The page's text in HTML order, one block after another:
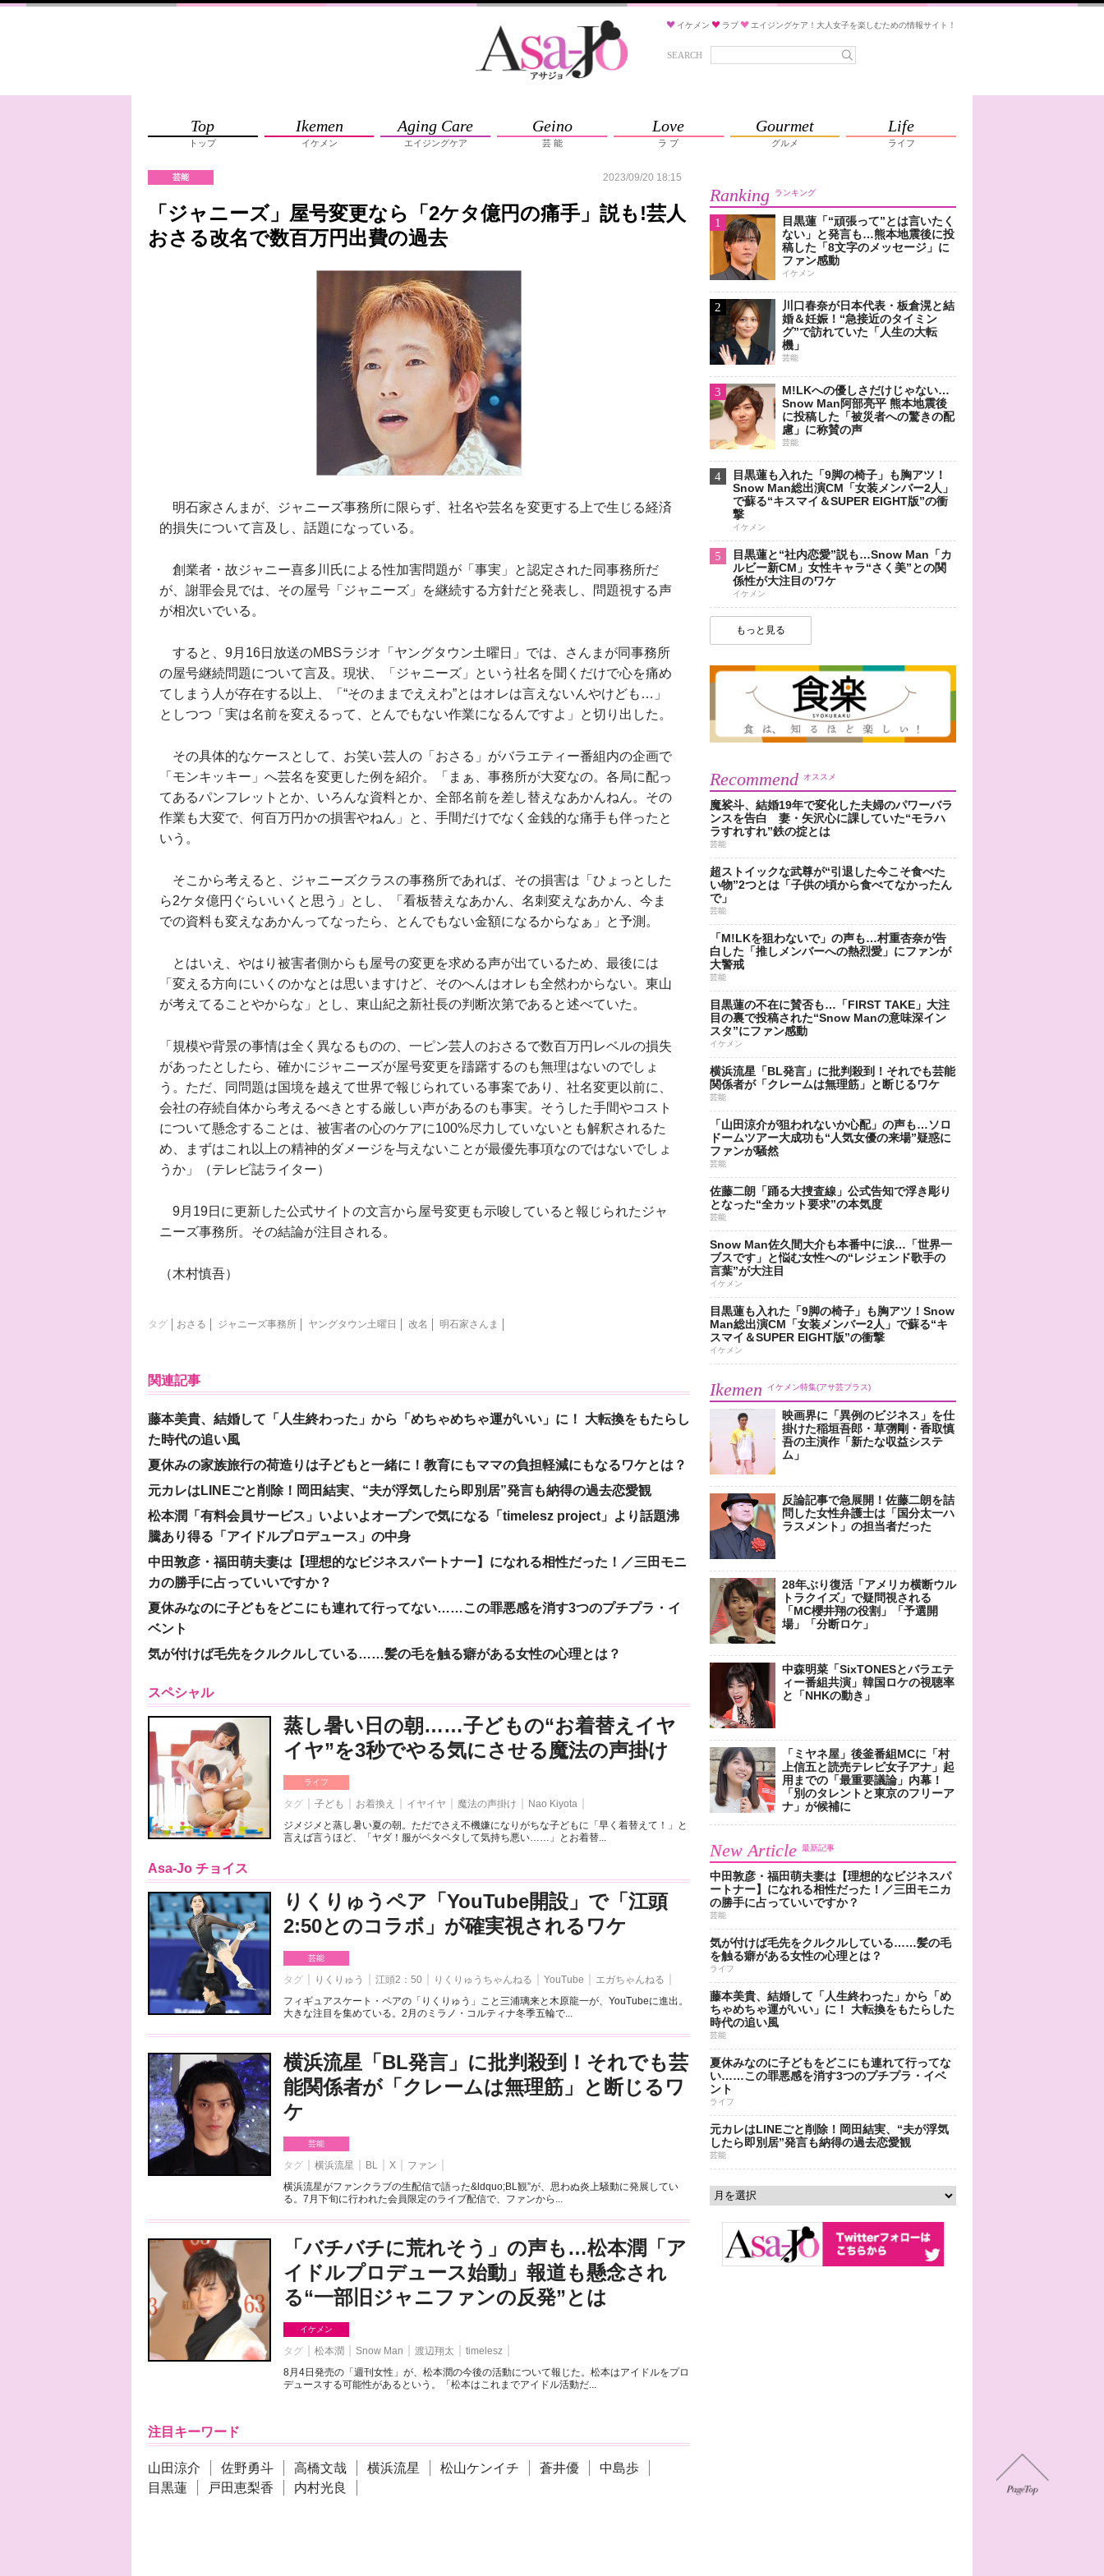
イケメン ラブ エイジングケア！大人女子を楽しむための情報サイト！
SEARCH
Top
トップ
Ikemen
イケメン
Aging Care
エイジングケア
Geino
芸 能
Love
ラ ブ
Gourmet
グルメ
Life
ライフ
芸能 2023/09/20 18:15
「ジャニーズ」屋号変更なら「2ケタ億円の痛手」説も!芸人
おさる改名で数百万円出費の過去
明石家さんまが、ジャニーズ事務所に限らず、社名や芸名を変更する上で生じる経済
的損失について言及し、話題になっている。
創業者・故ジャニー喜多川氏による性加害問題が「事実」と認定された同事務所だ
が、謝罪会見では、その屋号「ジャニーズ」を継続する方針だと発表し、問題視する声
が相次いでいる。
すると、9月16日放送のMBSラジオ「ヤングタウン土曜日」では、さんまが同事務所
の屋号継続問題について言及。現状、「ジャニーズ」という社名を聞くだけで心を痛め
てしまう人が存在する以上、「“そのままでええわ”とはオレは言えないんやけども…」
としつつ「実は名前を変えるって、とんでもない作業になるんですよ」と切り出した。
その具体的なケースとして、お笑い芸人の「おさる」がバラエティー番組内の企画で
「モンキッキー」へ芸名を変更した例を紹介。「まぁ、事務所が大変なの。各局に配っ
てあるパンフレットとか、いろんな資料とか、全部名前を差し替えなあかんねん。その
作業も大変で、何百万円かの損害やねん」と、手間だけでなく金銭的な痛手も伴ったと
いう。
そこから考えると、ジャニーズクラスの事務所であれば、その損害は「ひょっとした
ら2ケタ億円ぐらいいくと思う」とし、「看板替えなあかん、名刺変えなあかん、今ま
での資料も変えなあかんってなったら、とんでもない金額になるからなぁ」と予測。
とはいえ、やはり被害者側からも屋号の変更を求める声が出ているため、最後には
「変える方向にいくのかなとは思いますけど、そのへんはオレも全然わからない。東山
が考えてることやからな」とし、東山紀之新社長の判断次第であると述べていた。
「規模や背景の事情は全く異なるものの、一ピン芸人のおさるで数百万円レベルの損失
があったとしたら、確かにジャニーズが屋号変更を躊躇するのも無理はないのでしょ
う。ただ、同問題は国境を越えて世界で報じられている事案であり、社名変更以前に、
会社の存続自体から考えるべきとする厳しい声があるのも事実。そうした手間やコスト
について懸念することは、被害者の心のケアに100%尽力していないとも解釈されるた
め、まずはこれ以上の精神的ダメージを与えないことが最優先事項なのではないでしょ
うか」（テレビ誌ライター）
9月19日に更新した公式サイトの文言から屋号変更も示唆していると報じられたジャ
ニーズ事務所。その結論が注目される。
（木村慎吾）
タグ おさる ジャニーズ事務所 ヤングタウン土曜日 改名 明石家さんま
関連記事
藤本美貴、結婚して「人生終わった」から「めちゃめちゃ運がいい」に！ 大転換をもたらし
た時代の追い風
夏休みの家族旅行の荷造りは子どもと一緒に！教育にもママの負担軽減にもなるワケとは？
元カレはLINEごと削除！岡田結実、“夫が浮気したら即別居”発言も納得の過去恋愛観
松本潤「有料会員サービス」いよいよオープンで気になる「timelesz project」より話題沸
騰あり得る「アイドルプロデュース」の中身
中田敦彦・福田萌夫妻は【理想的なビジネスパートナー】になれる相性だった！／三田モニ
カの勝手に占っていいですか？
夏休みなのに子どもをどこにも連れて行ってない……この罪悪感を消す3つのプチプラ・イ
ベント
気が付けば毛先をクルクルしている……髪の毛を触る癖がある女性の心理とは？
スペシャル
蒸し暑い日の朝……子どもの“お着替えイヤ
イヤ”を3秒でやる気にさせる魔法の声掛け
ライフ
タグ 子ども お着換え イヤイヤ 魔法の声掛け
Nao Kiyota
ジメジメと蒸し暑い夏の朝。ただでさえ不機嫌になりがちな子どもに「早く着替えて！」と
言えば言うほど、「ヤダ！服がペタペタして気持ち悪い……」とお着替...
Asa-Jo チョイス
りくりゅうペア「YouTube開設」で「江頭
2:50とのコラボ」が確実視されるワケ
芸能
タグ りくりゅう 江頭2：50 りくりゅうちゃんねる YouTube
エガちゃんねる
フィギュアスケート・ペアの「りくりゅう」こと三浦璃来と木原龍一が、YouTubeに進出。
大きな注目を集めている。2月のミラノ・コルティナ冬季五輪で...
横浜流星「BL発言」に批判殺到！それでも芸
能関係者が「クレームは無理筋」と断じるワ
ケ
芸能
タグ 横浜流星 BL X
ファン
横浜流星がファンクラブの生配信で語った&ldquo;BL観”が、思わぬ炎上騒動に発展してい
る。7月下旬に行われた会員限定のライブ配信で、ファンから...
「バチバチに荒れそう」の声も…松本潤「ア
イドルプロデュース始動」報道も懸念され
る“一部旧ジャニファンの反発”とは
イケメン
タグ 松本潤 Snow Man 渡辺翔太
timelesz
8月4日発売の「週刊女性」が、松本潤の今後の活動について報じた。松本はアイドルをプロ
デュースする可能性があるという。「松本はこれまでアイドル活動だ...
注目キーワード
山田涼介 佐野勇斗 高橋文哉 横浜流星 松山ケンイチ 蒼井優
中島歩
目黒蓮
戸田恵梨香 内村光良
Ranking ランキング
1
目黒蓮「“頑張って”とは言いたく
ない」と発言も…熊本地震後に投
稿した「8文字のメッセージ」に
ファン感動
イケメン
2
川口春奈が日本代表・板倉滉と結
婚＆妊娠！“急接近のタイミン
グ”で訪れていた「人生の大転
機」
芸能
3
M!LKへの優しさだけじゃない…
Snow Man阿部亮平 熊本地震後
に投稿した「被災者への驚きの配
慮」に称賛の声
芸能
4
目黒蓮も入れた「9脚の椅子」も胸アツ！
Snow Man総出演CM「女装メンバー2人」
で蘇る“キスマイ＆SUPER EIGHT版”の衝
撃
イケメン
5
目黒蓮と“社内恋愛”説も…Snow Man「カ
ルビー新CM」女性キャラ“さく美”との関
係性が大注目のワケ
イケメン
もっと見る
Recommend オススメ
魔裟斗、結婚19年で変化した夫婦のパワーバラ
ンスを告白 妻・矢沢心に課していた“モラハ
ラすれすれ”鉄の掟とは
芸能
超ストイックな武尊が“引退した今こそ食べた
い物”2つとは「子供の頃から食べてなかったん
で」
芸能
「M!LKを狙わないで」の声も…村重杏奈が告
白した「推しメンバーへの熱烈愛」にファンが
大警戒
芸能
目黒蓮の不在に賛否も…「FIRST TAKE」大注
目の裏で投稿された“Snow Manの意味深イン
スタ”にファン感動
イケメン
横浜流星「BL発言」に批判殺到！それでも芸能
関係者が「クレームは無理筋」と断じるワケ
芸能
「山田涼介が狙われないか心配」の声も…ソロ
ドームツアー大成功も“人気女優の来場”疑惑に
ファンが騒然
芸能
佐藤二朗「踊る大捜査線」公式告知で浮き彫り
となった“全カット要求”の本気度
芸能
Snow Man佐久間大介も本番中に涙…「世界一
ブスです」と悩む女性への“レジェンド歌手の
言葉”が大注目
イケメン
目黒蓮も入れた「9脚の椅子」も胸アツ！Snow
Man総出演CM「女装メンバー2人」で蘇る“キ
スマイ＆SUPER EIGHT版”の衝撃
イケメン
Ikemen イケメン特集(アサ芸プラス)
映画界に「異例のビジネス」を仕
掛けた稲垣吾郎・草彅剛・香取慎
吾の主演作「新たな収益システ
ム」
反論記事で急展開！佐藤二朗を詰
問した女性弁護士は「国分太一ハ
ラスメント」の担当者だった
28年ぶり復活「アメリカ横断ウル
トラクイズ」で疑問視される
「MC櫻井翔の役割」「予選開
場」「分断ロケ」
中森明菜「SixTONESとバラエテ
ィー番組共演」韓国ロケの視聴率
と「NHKの動き」
「ミヤネ屋」後釜番組MCに「村
上信五と読売テレビ女子アナ」起
用までの「最重要議論」内幕！
「別のタレントと東京のフリーア
ナ」が候補に
New Article 最新記事
中田敦彦・福田萌夫妻は【理想的なビジネスパ
ートナー】になれる相性だった！／三田モニカ
の勝手に占っていいですか？
芸能
気が付けば毛先をクルクルしている……髪の毛
を触る癖がある女性の心理とは？
ライフ
藤本美貴、結婚して「人生終わった」から「め
ちゃめちゃ運がいい」に！ 大転換をもたらした
時代の追い風
芸能
夏休みなのに子どもをどこにも連れて行ってな
い……この罪悪感を消す3つのプチプラ・イベ
ント
ライフ
元カレはLINEごと削除！岡田結実、“夫が浮気
したら即別居”発言も納得の過去恋愛観
芸能